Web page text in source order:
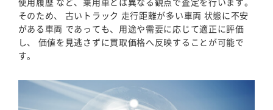
そのため、 古いトラック 走行距離が多い車両 状態に不安
がある車両 であっても、用途や需要に応じて適正に評価
し、 価値を見逃さずに買取価格へ反映することが可能で
す。